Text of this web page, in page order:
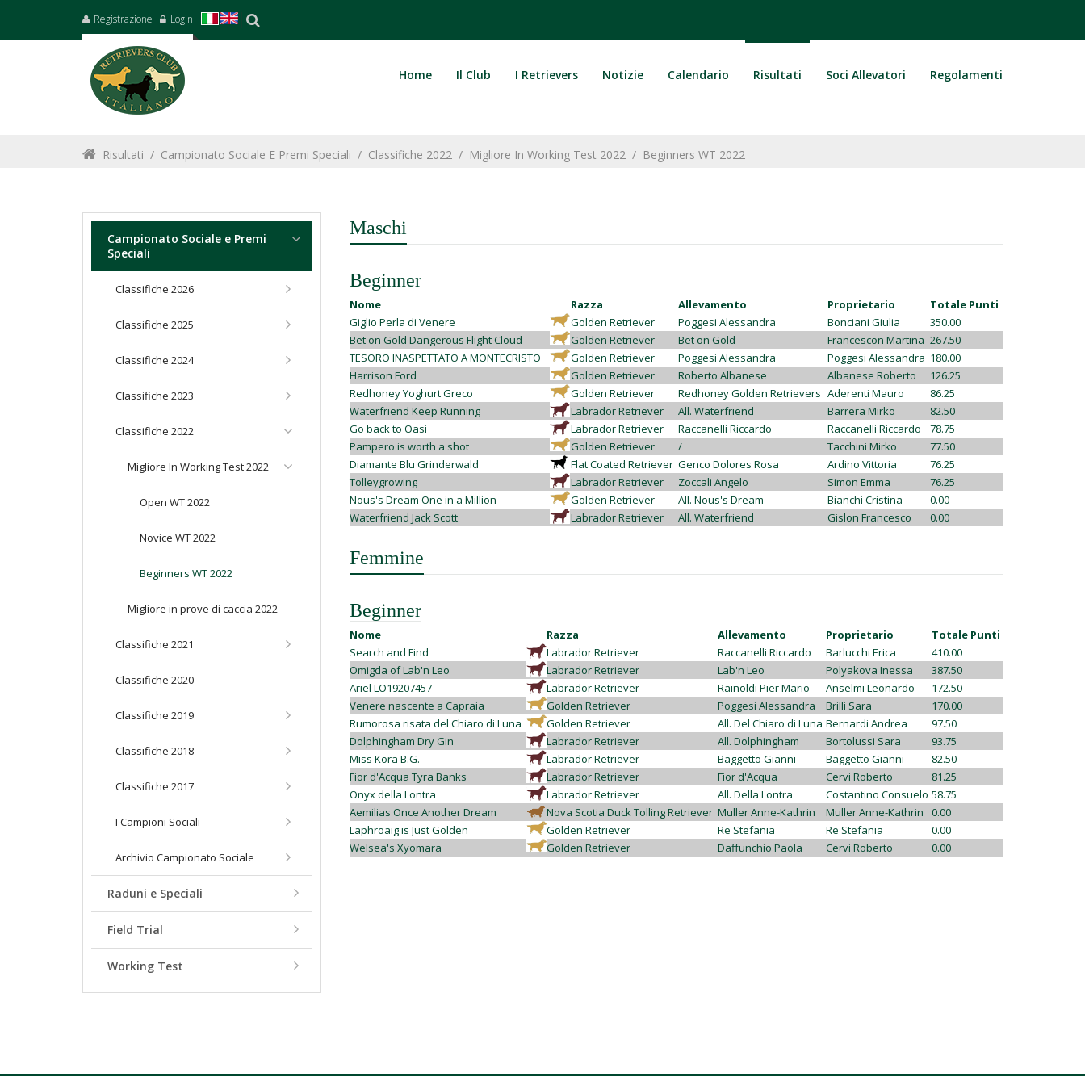
Registrazione Login
Home Il Club I Retrievers Notizie Calendario Risultati Soci Allevatori Regolamenti
Risultati / Campionato Sociale E Premi Speciali / Classifiche 2022 / Migliore In Working Test 2022 / Beginners WT 2022
Campionato Sociale e Premi
Speciali
Classifiche 2026
Classifiche 2025
Classifiche 2024
Classifiche 2023
Classifiche 2022
Migliore In Working Test 2022
Open WT 2022
Novice WT 2022
Beginners WT 2022
Migliore in prove di caccia 2022
Classifiche 2021
Classifiche 2020
Classifiche 2019
Classifiche 2018
Classifiche 2017
I Campioni Sociali
Archivio Campionato Sociale
Raduni e Speciali
Field Trial
Working Test
Maschi
Beginner
Nome Razza Allevamento Proprietario
Totale Punti
Giglio Perla di Venere
Golden Retriever Poggesi Alessandra Bonciani Giulia
350.00
Bet on Gold Dangerous Flight Cloud
Golden Retriever Bet on Gold Francescon Martina 267.50
TESORO INASPETTATO A MONTECRISTO
Golden Retriever Poggesi Alessandra Poggesi Alessandra 180.00
Harrison Ford
Golden Retriever Roberto Albanese Albanese Roberto
126.25
Redhoney Yoghurt Greco
Golden Retriever Redhoney Golden Retrievers Aderenti Mauro
86.25
Waterfriend Keep Running
Labrador Retriever All. Waterfriend Barrera Mirko
82.50
Go back to Oasi
Labrador Retriever Raccanelli Riccardo Raccanelli Riccardo
78.75
Pampero is worth a shot
Golden Retriever / Tacchini Mirko
77.50
Diamante Blu Grinderwald
Flat Coated Retriever Genco Dolores Rosa Ardino Vittoria
76.25
Tolleygrowing
Labrador Retriever Zoccali Angelo Simon Emma
76.25
Nous's Dream One in a Million
Golden Retriever All. Nous's Dream Bianchi Cristina
0.00
Waterfriend Jack Scott
Labrador Retriever All. Waterfriend Gislon Francesco 0.00
Femmine
Beginner
Nome Razza Allevamento Proprietario
Totale Punti
Search and Find
Labrador Retriever Raccanelli Riccardo Barlucchi Erica
410.00
Omigda of Lab'n Leo
Labrador Retriever Lab'n Leo Polyakova Inessa
387.50
Ariel LO19207457
Labrador Retriever Rainoldi Pier Mario Anselmi Leonardo
172.50
Venere nascente a Capraia
Golden Retriever Poggesi Alessandra Brilli Sara
170.00
Rumorosa risata del Chiaro di Luna
Golden Retriever All. Del Chiaro di Luna Bernardi Andrea
97.50
Dolphingham Dry Gin
Labrador Retriever All. Dolphingham Bortolussi Sara
93.75
Miss Kora B.G.
Labrador Retriever Baggetto Gianni Baggetto Gianni
82.50
Fior d'Acqua Tyra Banks
Labrador Retriever Fior d'Acqua Cervi Roberto
81.25
Onyx della Lontra
Labrador Retriever All. Della Lontra Costantino Consuelo 58.75
Aemilias Once Another Dream
Nova Scotia Duck Tolling Retriever Muller Anne-Kathrin Muller Anne-Kathrin
0.00
Laphroaig is Just Golden
Golden Retriever Re Stefania Re Stefania
0.00
Welsea's Xyomara
Golden Retriever Daffunchio Paola Cervi Roberto 0.00